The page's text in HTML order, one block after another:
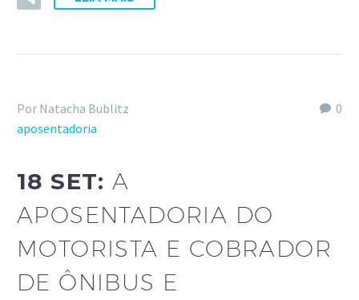
0
Por Natacha Bublitz
aposentadoria
18 SET:A
APOSENTADORIA DO
MOTORISTA E COBRADOR
DE ÔNIBUS E